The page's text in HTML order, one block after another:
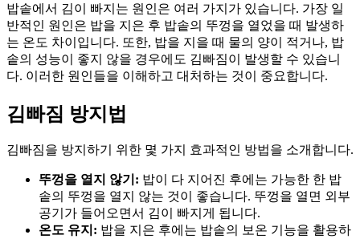
밥솥에서 김이 빠지는 원인은 여러 가지가 있습니다. 가장 일
반적인 원인은 밥을 지은 후 밥솥의 뚜껑을 열었을 때 발생하
는 온도 차이입니다. 또한, 밥을 지을 때 물의 양이 적거나, 밥
솥의 성능이 좋지 않을 경우에도 김빠짐이 발생할 수 있습니
다. 이러한 원인들을 이해하고 대처하는 것이 중요합니다.
김빠짐 방지법
김빠짐을 방지하기 위한 몇 가지 효과적인 방법을 소개합니다.
뚜껑을 열지 않기: 밥이 다 지어진 후에는 가능한 한 밥
솥의 뚜껑을 열지 않는 것이 좋습니다. 뚜껑을 열면 외부
공기가 들어오면서 김이 빠지게 됩니다.
온도 유지: 밥을 지은 후에는 밥솥의 보온 기능을 활용하